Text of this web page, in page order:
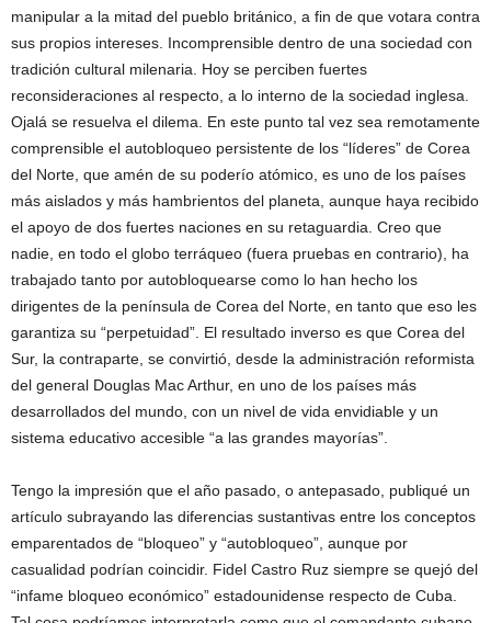
manipular a la mitad del pueblo británico, a fin de que votara contra
sus propios intereses. Incomprensible dentro de una sociedad con
tradición cultural milenaria. Hoy se perciben fuertes
reconsideraciones al respecto, a lo interno de la sociedad inglesa.
Ojalá se resuelva el dilema. En este punto tal vez sea remotamente
comprensible el autobloqueo persistente de los “líderes” de Corea
del Norte, que amén de su poderío atómico, es uno de los países
más aislados y más hambrientos del planeta, aunque haya recibido
el apoyo de dos fuertes naciones en su retaguardia. Creo que
nadie, en todo el globo terráqueo (fuera pruebas en contrario), ha
trabajado tanto por autobloquearse como lo han hecho los
dirigentes de la península de Corea del Norte, en tanto que eso les
garantiza su “perpetuidad”. El resultado inverso es que Corea del
Sur, la contraparte, se convirtió, desde la administración reformista
del general Douglas Mac Arthur, en uno de los países más
desarrollados del mundo, con un nivel de vida envidiable y un
sistema educativo accesible “a las grandes mayorías”.
Tengo la impresión que el año pasado, o antepasado, publiqué un
artículo subrayando las diferencias sustantivas entre los conceptos
emparentados de “bloqueo” y “autobloqueo”, aunque por
casualidad podrían coincidir. Fidel Castro Ruz siempre se quejó del
“infame bloqueo económico” estadounidense respecto de Cuba.